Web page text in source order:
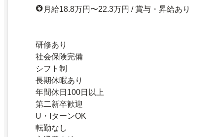
月給18.8万円〜22.3万円 / 賞与・昇給あり
研修あり
社会保険完備
シフト制
長期休暇あり
年間休日100日以上
第二新卒歓迎
U・IターンOK
転勤なし